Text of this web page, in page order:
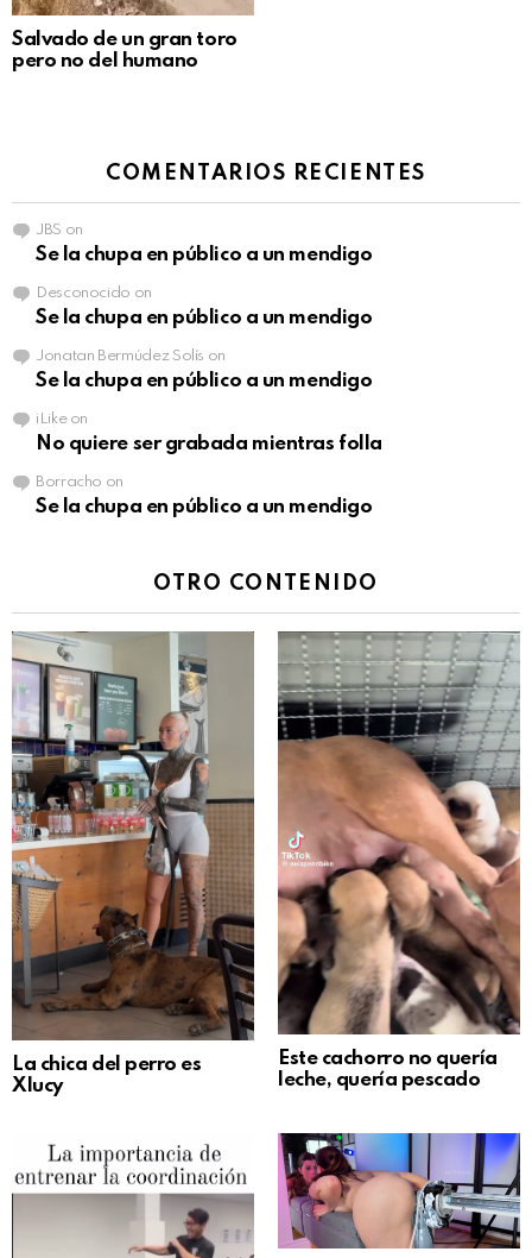
Salvado de un gran toro
pero no del humano
COMENTARIOS RECIENTES
JBS on
Se la chupa en público a un mendigo
Desconocido on
Se la chupa en público a un mendigo
Jonatan Bermúdez Solís on
Se la chupa en público a un mendigo
iLikeon
No quiere ser grabada mientras folla
Borracho on
Se la chupa en público a un mendigo
OTRO CONTENIDO
La chica del perro es
Xlucy
Este cachorro no quería
leche, quería pescado